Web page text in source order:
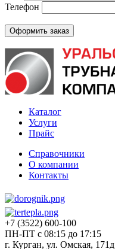
Телефон
Каталог
Услуги
Прайс
Справочники
О компании
Контакты
+7 (3522) 600-100
ПН-ПТ с 08:15 до 17:15
г. Курган, ул. Омская, 171д